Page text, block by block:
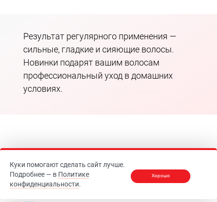
Результат регулярного применения —
сильные, гладкие и сияющие волосы.
Новинки подарят вашим волосам
профессиональный уход в домашних
условиях.
Все новости
Куки помогают сделать сайт лучше.
Подробнее — в Политике
конфиденциальности.
Хорошо